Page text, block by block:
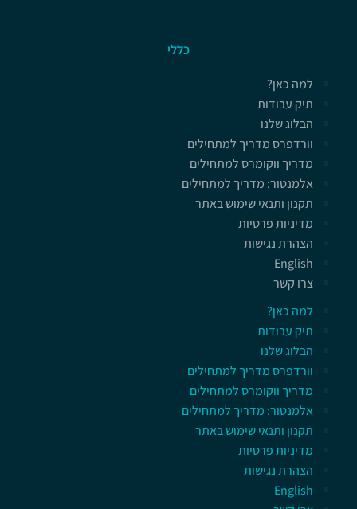
כללי
למה כאן?
תיק עבודות
הבלוג שלנו
וורדפרס מדריך למתחילים
מדריך ווקומרס למתחילים
אלמנטור: מדריך למתחילים
תקנון ותנאי שימוש באתר
מדיניות פרטיות
הצהרת נגישות
English
צרו קשר
למה כאן?
תיק עבודות
הבלוג שלנו
וורדפרס מדריך למתחילים
מדריך ווקומרס למתחילים
אלמנטור: מדריך למתחילים
תקנון ותנאי שימוש באתר
מדיניות פרטיות
הצהרת נגישות
English